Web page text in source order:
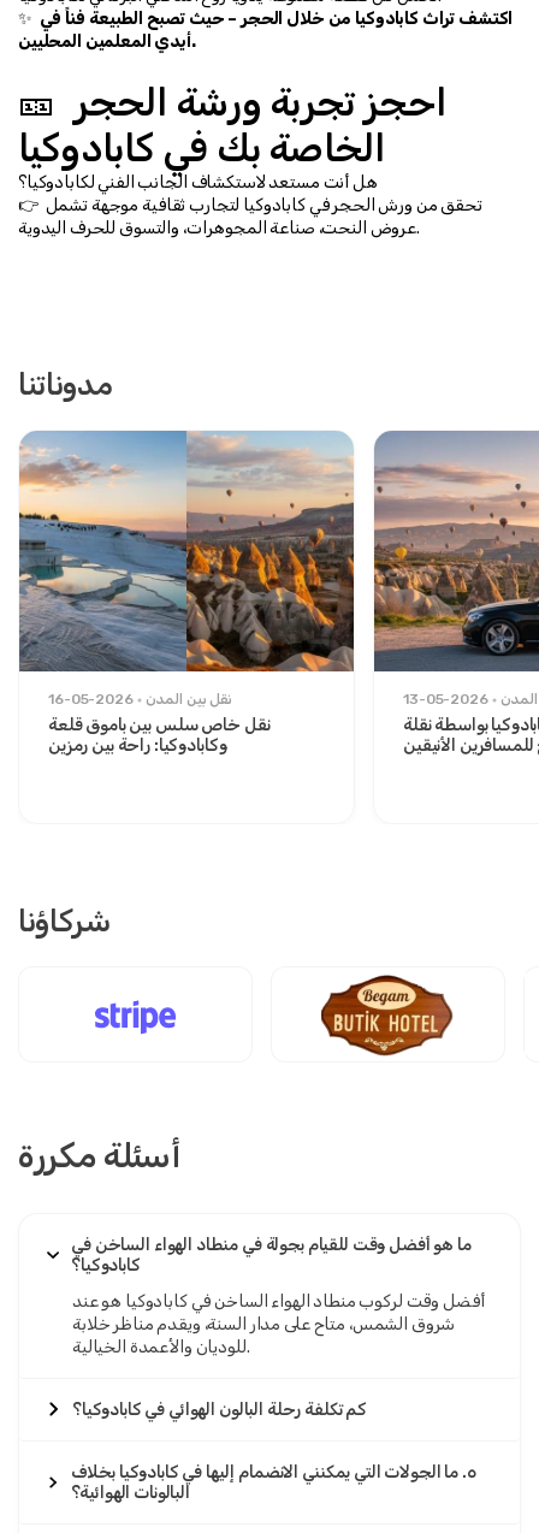
✨
أيدي المعلمين المحليين.
🎫 احجز تجربة ورشة الحجر
الخاصة بك في كابادوكيا
هل أنت مستعد لاستكشاف الجانب الفني لكابادوكيا؟
👉 تحقق من ورش الحجر في كابادوكيا لتجارب ثقافية موجهة تشمل
عروض النحت، صناعة المجوهرات، والتسوق للحرف اليدوية.
مدوناتنا
16-05-2026 نقل بين المدن
نقل خاص سلس بين باموق قلعة
وكابادوكيا: راحة بين رمزين
13-05-2026
بواسطة نقلة
الأنيقين
شركاؤنا
أسئلة مكررة
ما هو أفضل وقت للقيام بجولة في منطاد الهواء الساخن في
كابادوكيا؟
أفضل وقت لركوب منطاد الهواء الساخن في كابادوكيا هو عند
شروق الشمس، متاح على مدار السنة، ويقدم مناظر خلابة
للوديان والأعمدة الخيالية.
كم تكلفة رحلة البالون الهوائي في كابادوكيا؟
٥. ما الجولات التي يمكنني الانضمام إليها في كابادوكيا بخلاف
البالونات الهوائية؟